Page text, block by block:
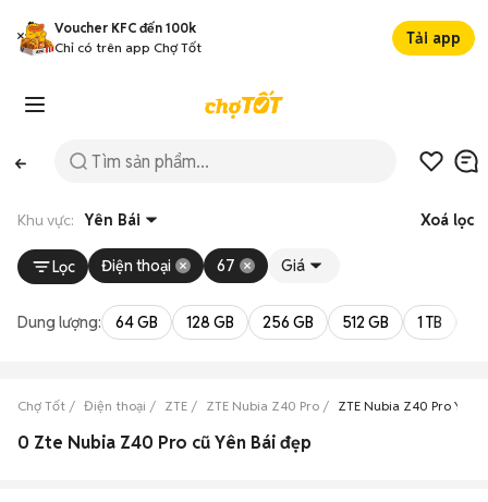
Voucher KFC đến 100k
Chỉ có trên app Chợ Tốt
Tải app
Khu vực: Yên Bái Xoá lọc
Lọc Điện thoại 67 Giá
Dung lượng: 64 GB 128 GB 256 GB 512 GB 1 TB
Chợ Tốt Điện thoại ZTE ZTE Nubia Z40 Pro ZTE Nubia Z40 Pro Yên
0 Zte Nubia Z40 Pro cũ Yên Bái đẹp